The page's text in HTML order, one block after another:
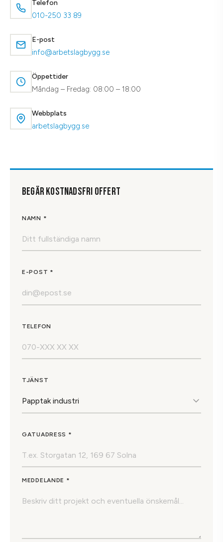
Telefon
010-250 33 89
E-post
info@arbetslagbygg.se
Öppettider
Måndag – Fredag: 08:00 – 18:00
Webbplats
arbetslagbygg.se
BEGÄR KOSTNADSFRI OFFERT
NAMN *
E-POST *
TELEFON
TJÄNST
GATUADRESS *
MEDDELANDE *